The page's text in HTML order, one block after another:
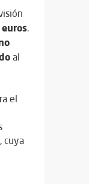
.
al
el
cuya